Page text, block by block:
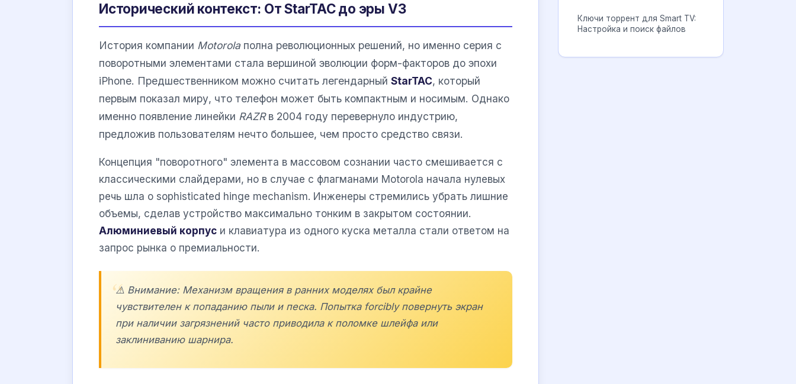
Исторический контекст: От StarTAC до эры V3
История компании Motorola полна революционных решений, но именно серия с
поворотными элементами стала вершиной эволюции форм-факторов до эпохи
iPhone. Предшественником можно считать легендарный StarTAC, который
первым показал миру, что телефон может быть компактным и носимым. Однако
именно появление линейки RAZRв 2004 году перевернуло индустрию,
предложив пользователям нечто большее, чем просто средство связи.
Концепция "поворотного" элемента в массовом сознании часто смешивается с
классическими слайдерами, но в случае с флагманами Motorola начала нулевых
речь шла о sophisticated hinge mechanism. Инженеры стремились убрать лишние
объемы, сделав устройство максимально тонким в закрытом состоянии.
Алюминиевый корпус и клавиатура из одного куска металла стали ответом на
запрос рынка о премиальности.
⚠️ Внимание: Механизм вращения в ранних моделях был крайне
чувствителен к попаданию пыли и песка. Попытка forcibly повернуть экран
при наличии загрязнений часто приводила к поломке шлейфа или
заклиниванию шарнира.
Ключи торрент для Smart TV:
Настройка и поиск файлов